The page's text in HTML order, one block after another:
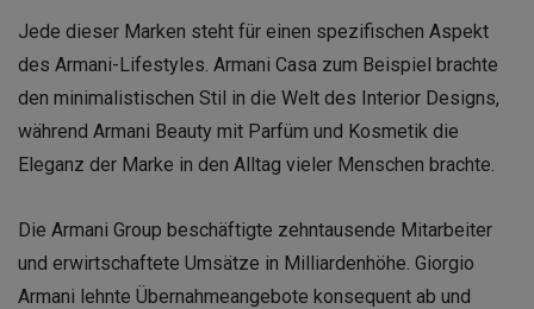
Jede dieser Marken steht für einen spezifischen Aspekt
des Armani-Lifestyles. Armani Casa zum Beispiel brachte
den minimalistischen Stil in die Welt des Interior Designs,
während Armani Beauty mit Parfüm und Kosmetik die
Eleganz der Marke in den Alltag vieler Menschen brachte.
Die Armani Group beschäftigte zehntausende Mitarbeiter
und erwirtschaftete Umsätze in Milliardenhöhe. Giorgio
Armani lehnte Übernahmeangebote konsequent ab und